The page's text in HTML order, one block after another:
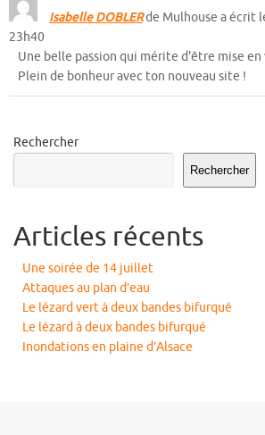
Isabelle DOBLERde Mulhouse a écrit
23h40
Une belle passion qui mérite d'être mise
Plein de bonheur avec ton nouveau site !
Rechercher
Rechercher
Articles récents
Une soirée de 14 juillet
Attaques au plan d’eau
Le lézard vert à deux bandes bifurqué
Le lézard à deux bandes bifurqué
Inondations en plaine d’Alsace